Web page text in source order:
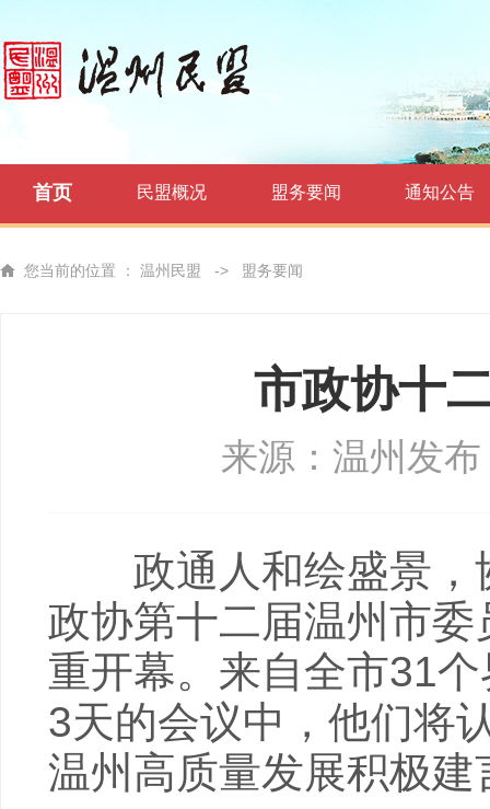
首页 民盟概况 盟务要闻 通知公告
您当前的位置 ： 温州民盟 -> 盟务要闻
市政协十
来源：温州发布
政通人和绘盛景，
政协第十二届温州市
重开幕。来自全市31
3天的会议中，他们将
温州高质量发展积极